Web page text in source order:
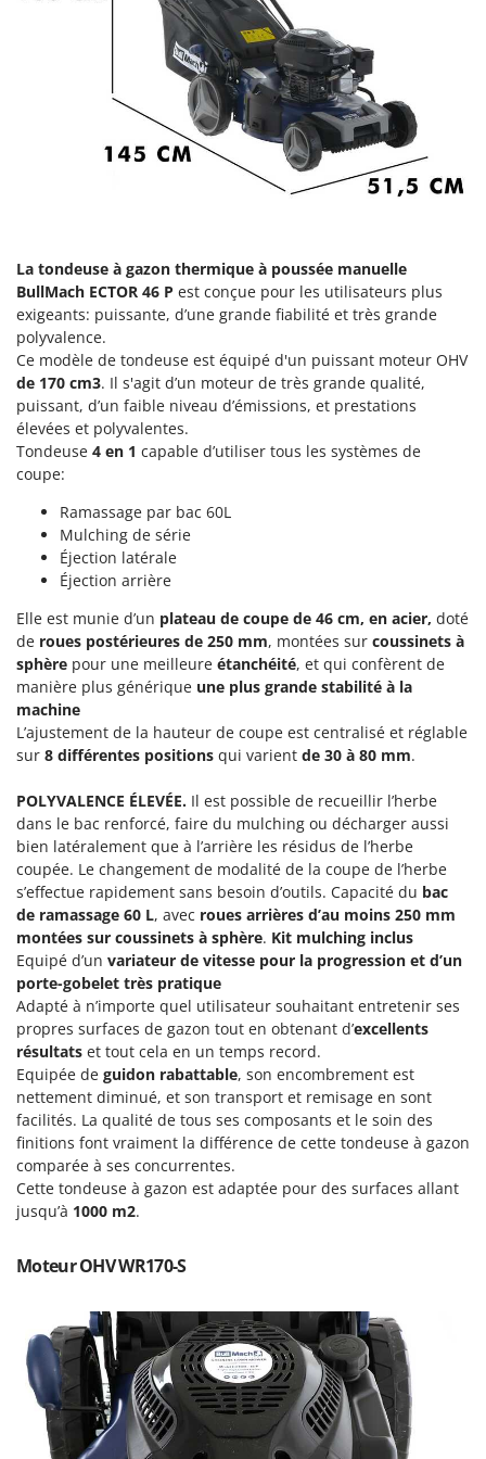
Groupes électrogènes
Gyrobroyeurs à lame pour tracteur
Haches - Cognées et Hachettes
Hachoirs à viande
L
Lames à neige
Lames niveleuses pour tracteur
Lave-vitres
Lieuses électriques pour vignes
M
Machines à pâtes
Machines sous vide
Motobineuses
Motoculteurs
Motofaucheuses
Motopompes pour irrigation
Moulins à céréales électriques
Moulins à farine
Nettoyeurs haute pression
Nettoyeurs tapis, moquettes et tapisseries
P
Peignes vibreurs et Secoueurs à olives
Pelles rétros pour tracteur
Perches Élagueuses
Pétrins à Spirale
Piscines
Planteuses de pommes de terre pour tracteur
Plateaux de coupe pour tracteur
Plumeuses
Pompes d'irrigation à tracteur
Pompes de transfert
Postes à souder
Presses à pellets
Pressoirs à fruits
Pressoirs à Raisin
Einhell
Eschenfelder
EuroMech
Eurosystems
F
FAC
Fama Industrie
Famag
Famur
FARMER
FBC
Ferroni
Ferrua
FIAC
FIEM
Fimar
FINI
Fiorentini
Fiskars
Flymo
Fontana Forni
Forest Master
Francini
G
G3 Ferrari
Gardena
Garofalo
GeoTech
GeoTech Pro
Gierre
Girmi
GRAEF
Gre
GreenBay
Greenworks
La tondeuse à gazon thermique à poussée manuelle
BullMach ECTOR 46 P est conçue pour les utilisateurs plus
exigeants: puissante, d’une grande fiabilité et très grande
polyvalence.
Ce modèle de tondeuse est équipé d'un puissant moteur OHV
de 170 cm3. Il s'agit d’un moteur de très grande qualité,
puissant, d’un faible niveau d’émissions, et prestations
élevées et polyvalentes.
Tondeuse 4 en 1 capable d’utiliser tous les systèmes de
coupe:
Ramassage par bac 60L
Mulching de série
Éjection latérale
Éjection arrière
Elle est munie d’un plateau de coupe de 46 cm, en acier, doté
de roues postérieures de 250 mm, montées sur coussinets à
sphère pour une meilleure étanchéité, et qui confèrent de
manière plus générique une plus grande stabilité à la
machine
L’ajustement de la hauteur de coupe est centralisé et réglable
sur 8 différentes positions qui varient de 30 à 80 mm.
POLYVALENCE ÉLEVÉE. Il est possible de recueillir l’herbe
dans le bac renforcé, faire du mulching ou décharger aussi
bien latéralement que à l’arrière les résidus de l’herbe
coupée. Le changement de modalité de la coupe de l’herbe
s’effectue rapidement sans besoin d’outils. Capacité du bac
de ramassage 60 L, avec roues arrières d’au moins 250 mm
montées sur coussinets à sphère. Kit mulching inclus
Equipé d’un variateur de vitesse pour la progression et d’un
porte-gobelet très pratique
Adapté à n’importe quel utilisateur souhaitant entretenir ses
propres surfaces de gazon tout en obtenant d’excellents
résultats et tout cela en un temps record.
Equipée de guidon rabattable, son encombrement est
nettement diminué, et son transport et remisage en sont
facilités. La qualité de tous ses composants et le soin des
finitions font vraiment la différence de cette tondeuse à gazon
comparée à ses concurrentes.
Cette tondeuse à gazon est adaptée pour des surfaces allant
jusqu’à 1000 m2.
Moteur OHV WR170-S